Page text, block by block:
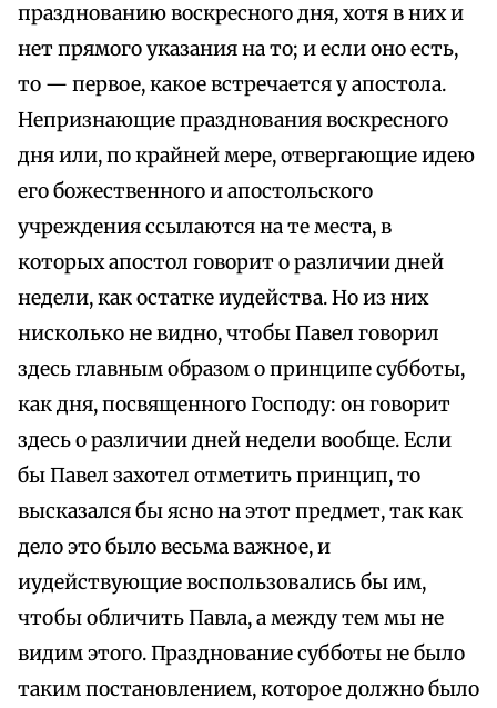
празднованию воскресного дня, хотя в них и
нет прямого указания на то; и если оно есть,
то — первое, какое встречается у апостола.
Непризнающие празднования воскресного
дня или, по крайней мере, отвергающие идею
его божественного и апостольского
учреждения ссылаются на те места, в
которых апостол говорит о различии дней
недели, как остатке иудейства. Но из них
нисколько не видно, чтобы Павел говорил
здесь главным образом о принципе субботы,
как дня, посвященного Господу: он говорит
здесь о различии дней недели вообще. Если
бы Павел захотел отметить принцип, то
высказался бы ясно на этот предмет, так как
дело это было весьма важное, и
иудействующие воспользовались бы им,
чтобы обличить Павла, а между тем мы не
видим этого. Празднование субботы не было
таким постановлением, которое должно было